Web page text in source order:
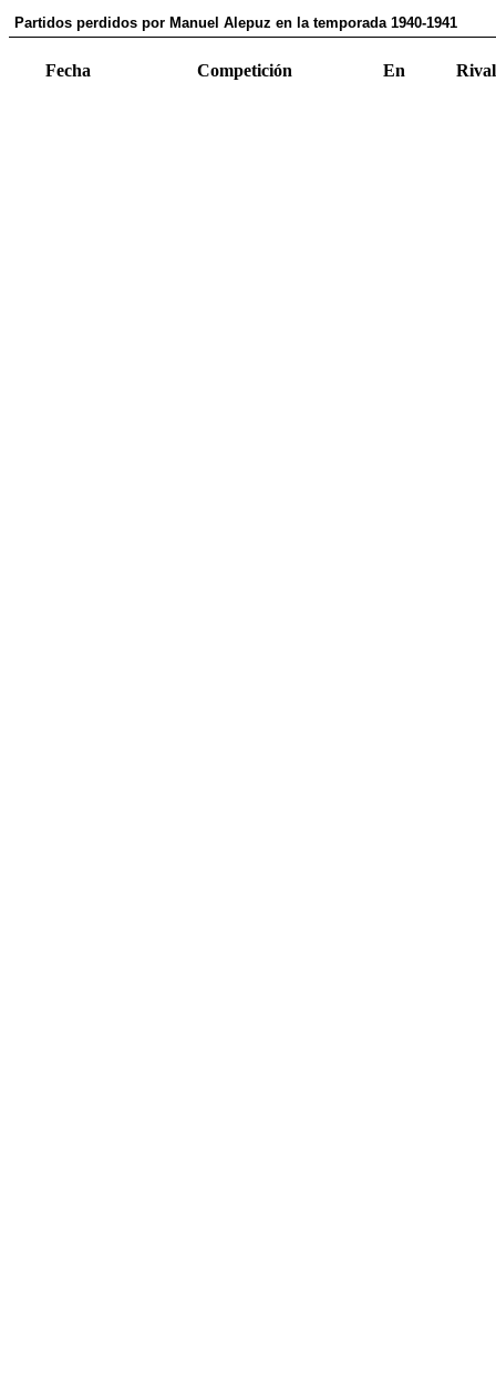
Partidos perdidos por Manuel Alepuz en la temporada 1940-1941
Fecha Competición En Rival